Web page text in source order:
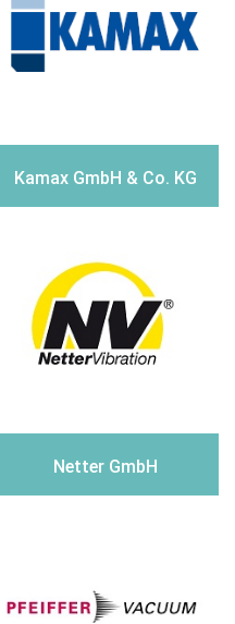
Kamax GmbH & Co. KG
Netter GmbH